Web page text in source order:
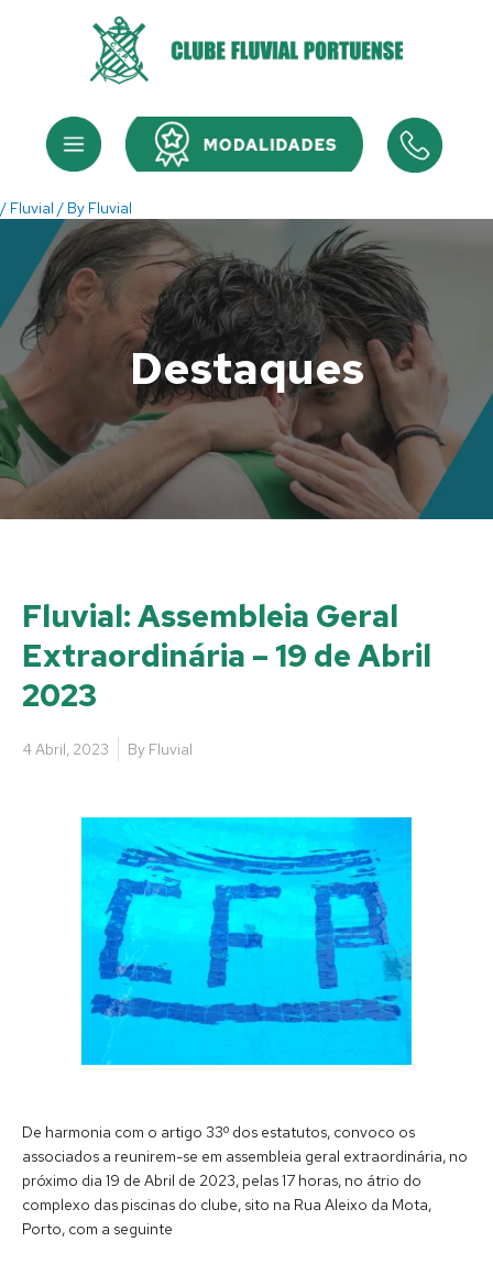
Menu Menu
/ Fluvial / By Fluvial
Destaques
Fluvial: Assembleia Geral
Extraordinária – 19 de Abril
2023
4 Abril, 2023 By Fluvial
De harmonia com o artigo 33º dos estatutos, convoco os
associados a reunirem-se em assembleia geral extraordinária, no
próximo dia 19 de Abril de 2023, pelas 17 horas, no átrio do
complexo das piscinas do clube, sito na Rua Aleixo da Mota,
Porto, com a seguinte